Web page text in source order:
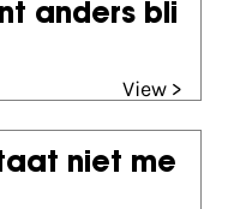
anders bli
View >
niet me